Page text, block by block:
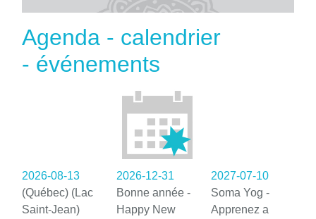
Agenda - calendrier
- événements
2026-08-13
(Québec) (Lac
Saint-Jean)
2026-12-31
Bonne année -
Happy New
2027-07-10
Soma Yog -
Apprenez a